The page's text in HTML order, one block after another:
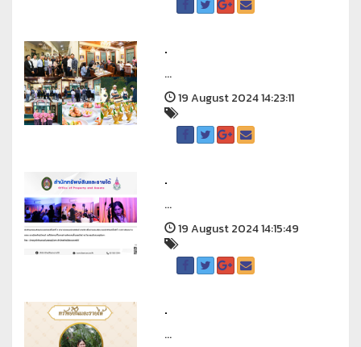
.
...
19 August 2024 14:23:11
.
...
19 August 2024 14:15:49
.
...